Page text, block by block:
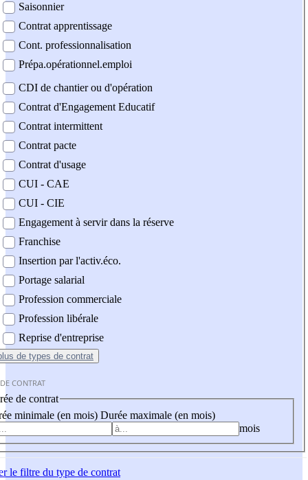
Saisonnier
Contrat apprentissage
Cont. professionnalisation
Prépa.opérationnel.emploi
CDI de chantier ou d'opération
Contrat d'Engagement Educatif
Contrat intermittent
Contrat pacte
Contrat d'usage
CUI - CAE
CUI - CIE
Engagement à servir dans la réserve
Franchise
Insertion par l'activ.éco.
Portage salarial
Profession commerciale
Profession libérale
Reprise d'entreprise
de types de contrat
CONTRAT
de contrat
minimale (en mois) Durée maximale (en mois)
mois
le filtre du type de contrat